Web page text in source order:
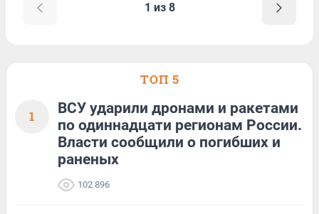
1 из 8
ТОП 5
1
ВСУ ударили дронами и ракетами
по одиннадцати регионам России.
Власти сообщили о погибших и
раненых
102 896